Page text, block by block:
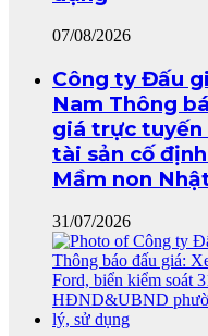
07/08/2026
Công ty Đấu
Nam Thông
giá trực tuyến
tài sản cố
Mầm non
31/07/2026